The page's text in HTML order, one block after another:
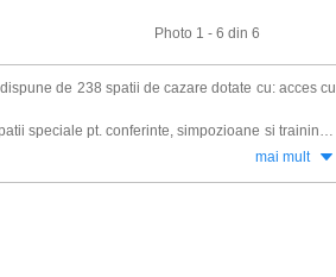
Photo 1 - 6 din 6
de 238 spatii de cazare dotate cu: acces cu
speciale pt. conferinte, simpozioane si training (
indicate in gastrite hiper si hipoacide, deskinezii
mai mult